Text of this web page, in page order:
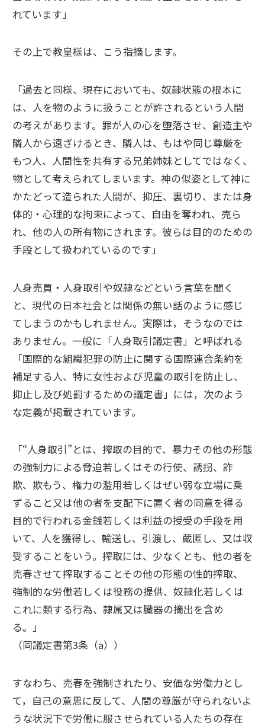
れています」
その上で教皇様は、こう指摘します。
「過去と同様、現在においても、奴隷状態の根本に
は、人を物のように扱うことが許されるという人間
の考えがあります。罪が人の心を堕落させ、創造主や
隣人から遠ざけるとき、隣人は、もはや同じ尊厳を
もつ人、人間性を共有する兄弟姉妹としてではなく、
物として考えられてしまいます。神の似姿として神に
かたどって造られた人間が、抑圧、裏切り、または身
体的・心理的な拘束によって、自由を奪われ、売ら
れ、他の人の所有物にされます。彼らは目的のための
手段として扱われているのです」
人身売買・人身取引や奴隷などという言葉を聞く
と、現代の日本社会とは関係の無い話のように感じ
てしまうのかもしれません。実際は，そうなのでは
ありません。一般に「人身取引議定書」と呼ばれる
「国際的な組織犯罪の防止に関する国際連合条約を
補足する人、特に女性および児童の取引を防止し、
抑止し及び処罰するための議定書」には，次のよう
な定義が掲載されています。
「“人身取引”とは、搾取の目的で、暴力その他の形態
の強制力による脅迫若しくはその行使、誘拐、詐
欺、欺もう、権力の濫用若しくはぜい弱な立場に乗
ずること又は他の者を支配下に置く者の同意を得る
目的で行われる金銭若しくは利益の授受の手段を用
いて、人を獲得し、輸送し、引渡し、蔵匿し、又は収
受することをいう。搾取には、少なくとも、他の者を
売春させて搾取することその他の形態の性的搾取、
強制的な労働若しくは役務の提供、奴隷化若しくは
これに類する行為、隷属又は臓器の摘出を含め
る。」
（同議定書第3条（a））
すなわち、売春を強制されたり、安価な労働力とし
て，自己の意思に反して、人間の尊厳が守られないよ
うな状況下で労働に服させられている人たちの存在